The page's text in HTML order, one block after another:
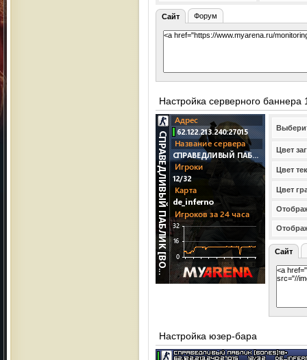
Сайт Форум
Настройка серверного баннера
Цвет
Цвет
Цвет
Сайт
Настройка юзер-бара